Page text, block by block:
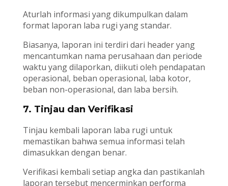
Aturlah informasi yang dikumpulkan dalam
format laporan laba rugi yang standar.
Biasanya, laporan ini terdiri dari header yang
mencantumkan nama perusahaan dan periode
waktu yang dilaporkan, diikuti oleh pendapatan
operasional, beban operasional, laba kotor,
beban non-operasional, dan laba bersih.
7. Tinjau dan Verifikasi
Tinjau kembali laporan laba rugi untuk
memastikan bahwa semua informasi telah
dimasukkan dengan benar.
Verifikasi kembali setiap angka dan pastikanlah
laporan tersebut mencerminkan performa